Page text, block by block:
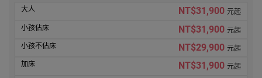
NT$31,900 元起
NT$31,900 元起
NT$29,900 元起
NT$31,900 元起